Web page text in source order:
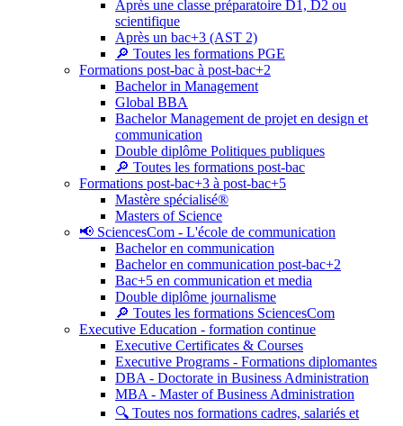
Après une classe préparatoire D1, D2 ou
scientifique
Après un bac+3 (AST 2)
🔎 Toutes les formations PGE
Formations post-bac à post-bac+2
Bachelor in Management
Global BBA
Bachelor Management de projet en design et
communication
Double diplôme Politiques publiques
🔎 Toutes les formations post-bac
Formations post-bac+3 à post-bac+5
Mastère spécialisé®
Masters of Science
📢 SciencesCom - L'école de communication
Bachelor en communication
Bachelor en communication post-bac+2
Bac+5 en communication et media
Double diplôme journalisme
🔎 Toutes les formations SciencesCom
Executive Education - formation continue
Executive Certificates & Courses
Executive Programs - Formations diplomantes
DBA - Doctorate in Business Administration
MBA - Master of Business Administration
🔍 Toutes nos formations cadres, salariés et